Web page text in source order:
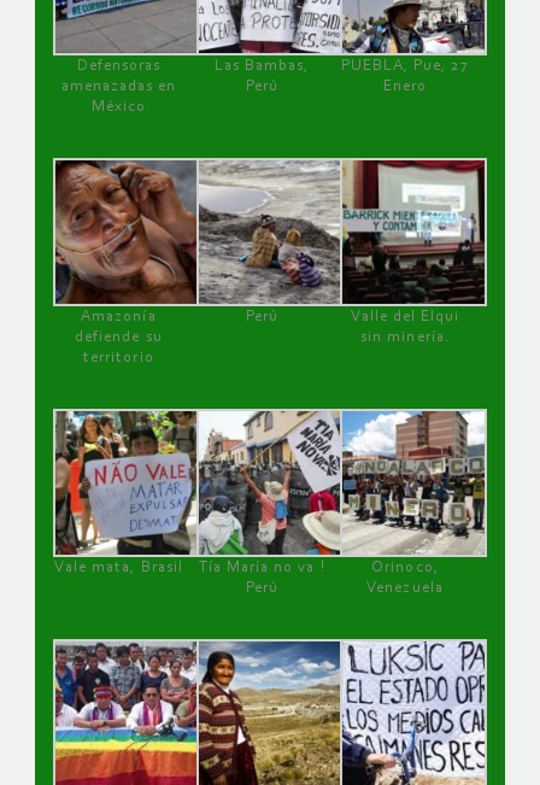
Defensoras
amenazadas en
México
Las Bambas,
Perú
PUEBLA, Pue, 27
Enero
Amazonía
defiende su
territorio
Perú
Valle del Elqui
sin minería.
Vale mata, Brasil
Tía María no va !
Perú
Orinoco,
Venezuela